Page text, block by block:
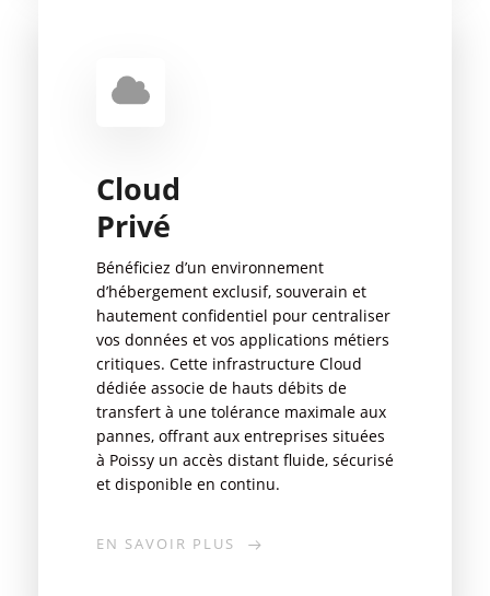
Cloud
Privé
Bénéficiez d’un environnement
d’hébergement exclusif, souverain et
hautement confidentiel pour centraliser
vos données et vos applications métiers
critiques. Cette infrastructure Cloud
dédiée associe de hauts débits de
transfert à une tolérance maximale aux
pannes, offrant aux entreprises situées
à Poissy un accès distant fluide, sécurisé
et disponible en continu.
EN SAVOIR PLUS